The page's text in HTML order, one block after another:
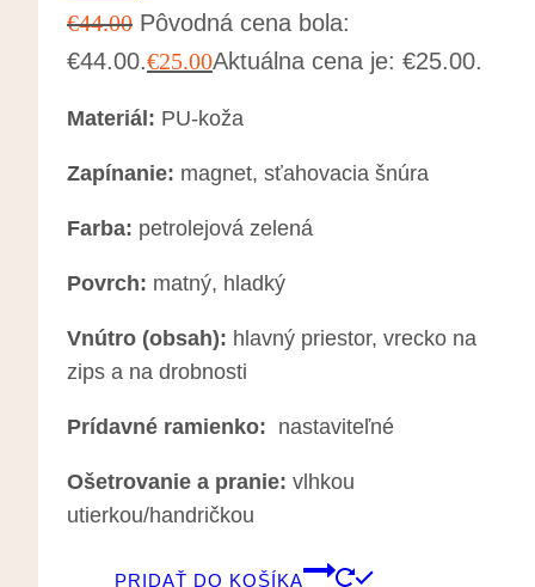
€44.00 Pôvodná cena bola:
€44.00.€25.00Aktuálna cena je: €25.00.
Materiál: PU-koža
Zapínanie: magnet, sťahovacia šnúra
Farba: petrolejová zelená
Povrch: matný, hladký
Vnútro (obsah): hlavný priestor, vrecko na
zips a na drobnosti
Prídavné ramienko: nastaviteľné
Ošetrovanie a pranie: vlhkou
utierkou/handričkou
PRIDAŤ DO KOŠÍKA